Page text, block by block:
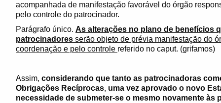
acompanhada de manifestação favorável do órgão
pelo controle do patrocinador.
Parágrafo único. As alterações no plano de benefícios
patrocinadores serão objeto de prévia manifestação do
coordenação e pelo controle referido no caput. (grifamos)
Assim, considerando que tanto as patrocinadoras
Obrigações Recíprocas, uma vez aprovado o novo
necessidade de submeter-se o mesmo novamente às